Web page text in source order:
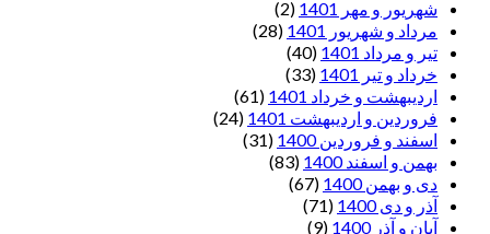
شهریور و مهر 1401
(2)
مرداد و شهریور 1401
(28)
تیر و مرداد 1401
(40)
خرداد و تیر 1401
(33)
اردیبهشت و خرداد 1401
(61)
فروردین و اردیبهشت 1401
(24)
اسفند و فروردین 1400
(31)
بهمن و اسفند 1400
(83)
دی و بهمن 1400
(67)
آذر و دی 1400
(71)
آبان و آذر 1400
(9)